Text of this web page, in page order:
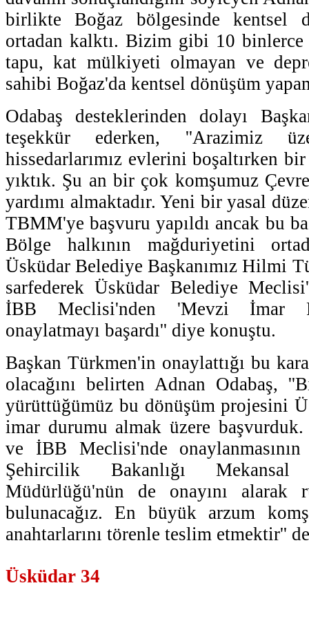
birlikte Boğaz bölgesinde kentsel
ortadan kalktı. Bizim gibi 10
tapu, kat mülkiyeti olmayan ve
sahibi Boğaz'da kentsel dönüşüm
Odabaş desteklerinden dolayı
teşekkür ederken, ''Arazimiz
hissedarlarımız evlerini boşaltırken
yıktık. Şu an bir çok komşumuz
yardımı almaktadır. Yeni bir yasal
TBMM'ye başvuru yapıldı ancak bu
Bölge halkının mağduriyetini
Üsküdar Belediye Başkanımız Hilmi
sarfederek Üsküdar Belediye
İBB Meclisi'nden 'Mevzi İmar
onaylatmayı başardı'' diye konuştu.
Başkan Türkmen'in onaylattığı bu
olacağını belirten Adnan Odabaş,
yürüttüğümüz bu dönüşüm projesini
imar durumu almak üzere
ve İBB Meclisi'nde
Şehircilik Bakanlığı
Müdürlüğü'nün de onayını alarak
bulunacağız. En büyük arzum
anahtarlarını törenle teslim etmektir''
Üsküdar 34